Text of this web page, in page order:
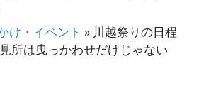
け・イベント » 川越祭りの日程
所は曳っかわせだけじゃない